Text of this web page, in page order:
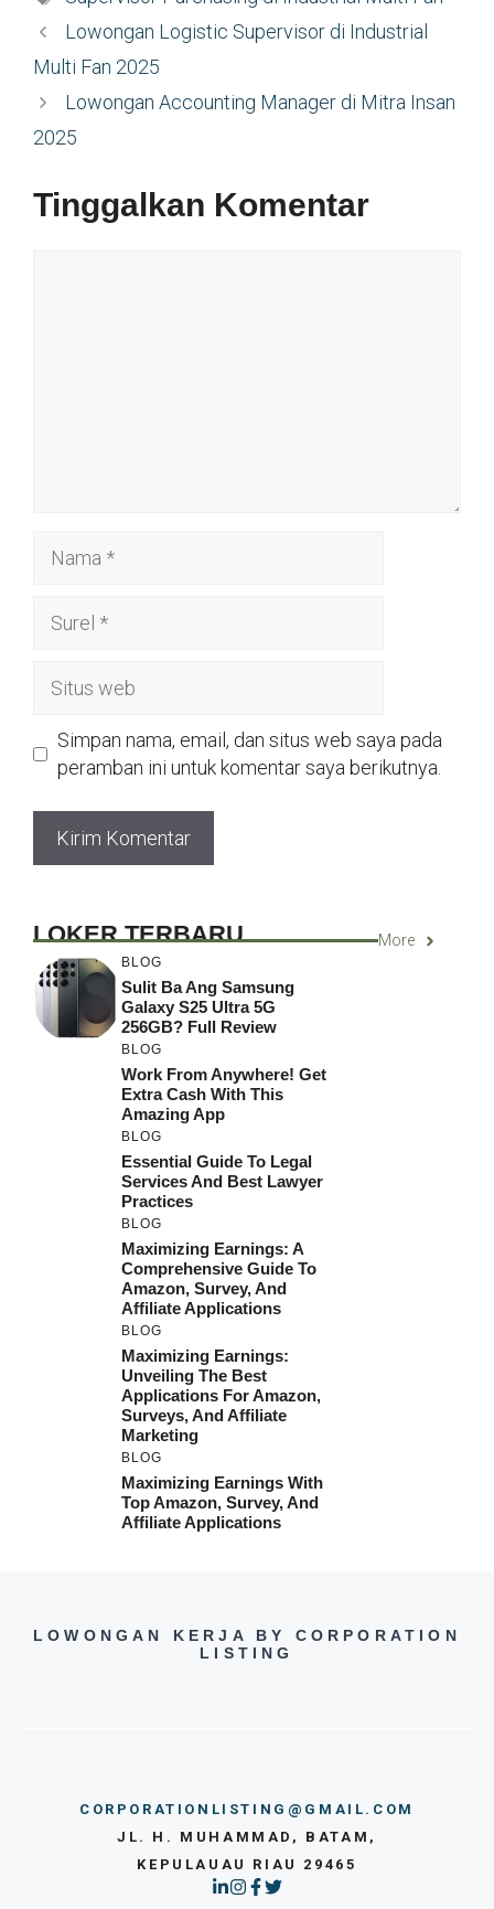
Lowongan Logistic Supervisor di Industrial
Multi Fan 2025
Lowongan Accounting Manager di Mitra Insan
2025
Tinggalkan Komentar
web
Simpan nama, email, dan situs web saya pada
peramban ini untuk komentar saya berikutnya.
LOKER TERBARU More
BLOG
Sulit Ba Ang Samsung
Galaxy S25 Ultra 5G
256GB? Full Review
BLOG
Work From Anywhere! Get
Extra Cash With This
Amazing App
BLOG
Essential Guide To Legal
Services And Best Lawyer
Practices
BLOG
Maximizing Earnings: A
Comprehensive Guide To
Amazon, Survey, And
Affiliate Applications
BLOG
Maximizing Earnings:
Unveiling The Best
Applications For Amazon,
Surveys, And Affiliate
Marketing
BLOG
Maximizing Earnings With
Top Amazon, Survey, And
Affiliate Applications
LOWONGAN KERJA BY CORPORATION
LISTING
CORPORATIONLISTING@GMAIL.COM
JL. H. MUHAMMAD, BATAM,
KEPULAUAU RIAU 29465